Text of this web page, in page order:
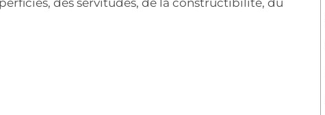
des servitudes, de la constructibilité, du